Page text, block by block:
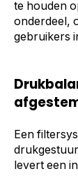
te houden
onderdeel,
gebruikers
Een
levert een